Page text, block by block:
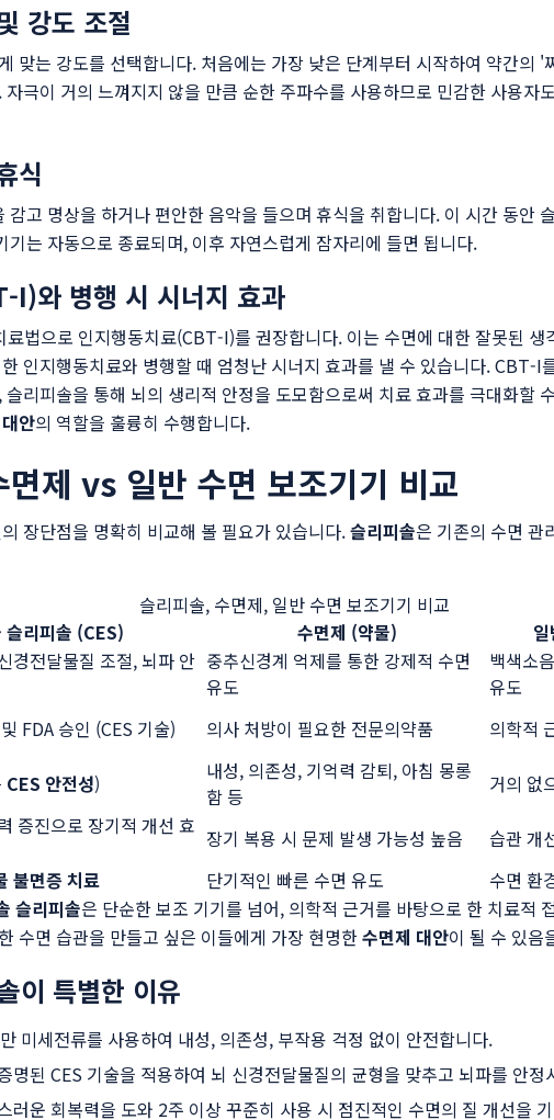
강도 조절
맞는 강도를 선택합니다. 처음에는 가장 낮은 단계부터 시작하여 약간의 '
극이 거의 느껴지지 않을 만큼 순한 주파수를 사용하므로 민감한 사용자
식
감고 명상을 하거나 편안한 음악을 들으며 휴식을 취합니다. 이 시간 동안
기는 자동으로 종료되며, 이후 자연스럽게 잠자리에 들면 됩니다.
I)와 병행 시 시너지 효과
법으로 인지행동치료(CBT-I)를 권장합니다. 이는 수면에 대한 잘못된 생
인지행동치료와 병행할 때 엄청난 시너지 효과를 낼 수 있습니다. CBT-I
리피솔을 통해 뇌의 생리적 안정을 도모함으로써 치료 효과를 극대화할
안의 역할을 훌륭히 수행합니다.
제 vs 일반 수면 보조기기 비교
장단점을 명확히 비교해 볼 필요가 있습니다.슬리피솔은 기존의 수면 관
슬리피솔, 수면제, 일반 수면 보조기기 비교
슬리피솔 (CES) 수면제 (약물)
경전달물질 조절, 뇌파 안 중추신경계 억제를 통한 강제적 수면
유도
백색소
유도
FDA 승인 (CES 기술) 의사 처방이 필요한 전문의약품
의학적
CES 안전성)
내성, 의존성, 기억력 감퇴, 아침 몽롱
함 등
거의 없
증진으로 장기적 개선 효 장기 복용 시 문제 발생 가능성 높음
습관 개
불면증 치료 단기적인 빠른 수면 유도
수면 환
슬리피솔은 단순한 보조 기기를 넘어, 의학적 근거를 바탕으로 한 치료적
수면 습관을 만들고 싶은 이들에게 가장 현명한수면제 대안이 될 수 있음
이 특별한 이유
미세전류를 사용하여 내성, 의존성, 부작용 걱정 없이 안전합니다.
명된 CES 기술을 적용하여 뇌 신경전달물질의 균형을 맞추고 뇌파를 안정
러운 회복력을 도와 2주 이상 꾸준히 사용 시 점진적인 수면의 질 개선을